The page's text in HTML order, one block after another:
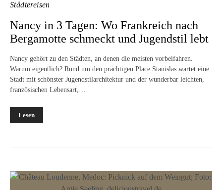
Städtereisen
Nancy in 3 Tagen: Wo Frankreich nach
Bergamotte schmeckt und Jugendstil lebt
Nancy gehört zu den Städten, an denen die meisten vorbeifahren.
Warum eigentlich? Rund um den prächtigen Place Stanislas wartet eine
Stadt mit schönster Jugendstilarchitektur und der wunderbar leichten,
französischen Lebensart,…
Lesen